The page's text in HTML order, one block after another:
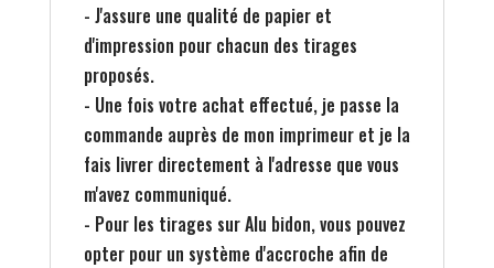
- J'assure une qualité de papier et
d'impression pour chacun des tirages
proposés.
- Une fois votre achat effectué, je passe la
commande auprès de mon imprimeur et je la
fais livrer directement à l'adresse que vous
m'avez communiqué.
- Pour les tirages sur Alu bidon, vous pouvez
opter pour un système d'accroche afin de